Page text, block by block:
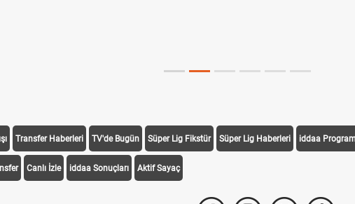
Transfer Haberleri TV'de Bugün Süper Lig Fikstür Süper Lig Haberleri iddaa
Canlı İzle iddaa Sonuçları Aktif Sayaç